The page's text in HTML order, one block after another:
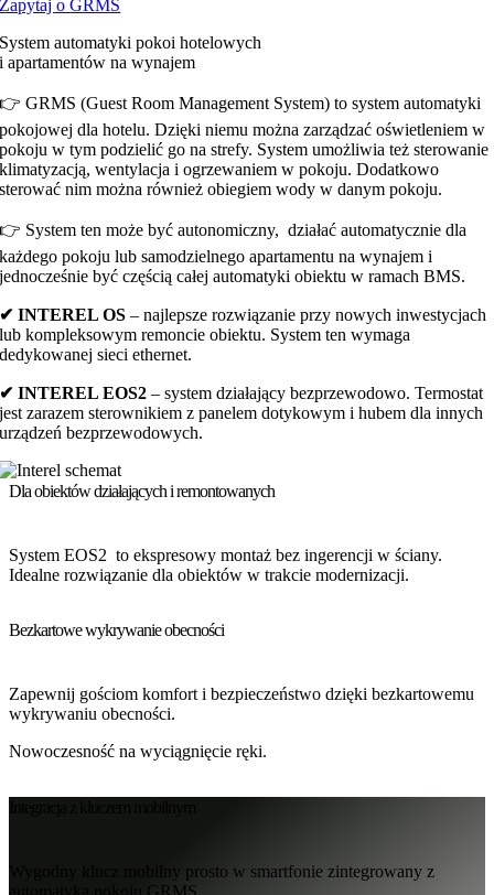
Zapytaj o GRMS
System automatyki pokoi hotelowych
i apartamentów na wynajem
👉 GRMS (Guest Room Management System) to system automatyki
pokojowej dla hotelu. Dzięki niemu można zarządzać oświetleniem w
pokoju w tym podzielić go na strefy. System umożliwia też sterowanie
klimatyzacją, wentylacja i ogrzewaniem w pokoju. Dodatkowo
sterować nim można również obiegiem wody w danym pokoju.
👉 System ten może być autonomiczny, działać automatycznie dla
każdego pokoju lub samodzielnego apartamentu na wynajem i
jednocześnie być częścią całej automatyki obiektu w ramach BMS.
✔ INTEREL OS – najlepsze rozwiązanie przy nowych inwestycjach
lub kompleksowym remoncie obiektu. System ten wymaga
dedykowanej sieci ethernet.
✔ INTEREL EOS2 – system działający bezprzewodowo. Termostat
jest zarazem sterownikiem z panelem dotykowym i hubem dla innych
urządzeń bezprzewodowych.
Dla obiektów działających i remontowanych
System EOS2 to ekspresowy montaż bez ingerencji w ściany.
Idealne rozwiązanie dla obiektów w trakcie modernizacji.
Bezkartowe wykrywanie obecności
Zapewnij gościom komfort i bezpieczeństwo dzięki bezkartowemu
wykrywaniu obecności.
Nowoczesność na wyciągnięcie ręki.
Wygodny klucz mobilny prosto w smartfonie zintegrowany z
automatyką pokoju GRMS.